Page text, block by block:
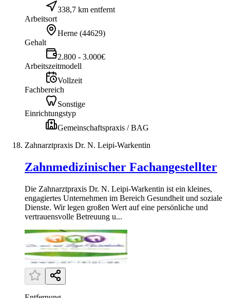
338,7 km entfernt
Arbeitsort
Herne (44629)
Gehalt
2.800 - 3.000€
Arbeitszeitmodell
Vollzeit
Fachbereich
Sonstige
Einrichtungstyp
Gemeinschaftspraxis / BAG
Zahnarztpraxis Dr. N. Leipi-Warkentin
Zahnmedizinischer Fachangestellter
Die Zahnarztpraxis Dr. N. Leipi-Warkentin ist ein kleines,
engagiertes Unternehmen im Bereich Gesundheit und soziale
Dienste. Wir legen großen Wert auf eine persönliche und
vertrauensvolle Betreuung u...